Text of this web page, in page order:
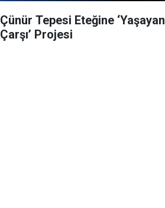
Çünür Tepesi Eteğine ‘Yaşayan
Çarşı’ Projesi